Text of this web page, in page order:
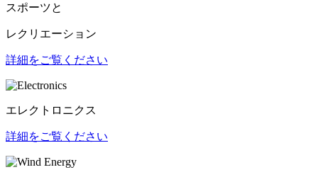
スポーツと
レクリエーション
詳細をご覧ください
エレクトロニクス
詳細をご覧ください